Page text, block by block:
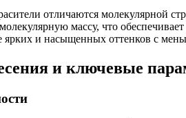
отличаются молекулярной
массу, что
ярких и насыщенных оттенков с
и ключевые